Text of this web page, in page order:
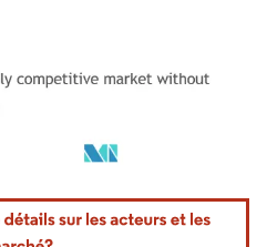
nécessite une attribution sous CC BY